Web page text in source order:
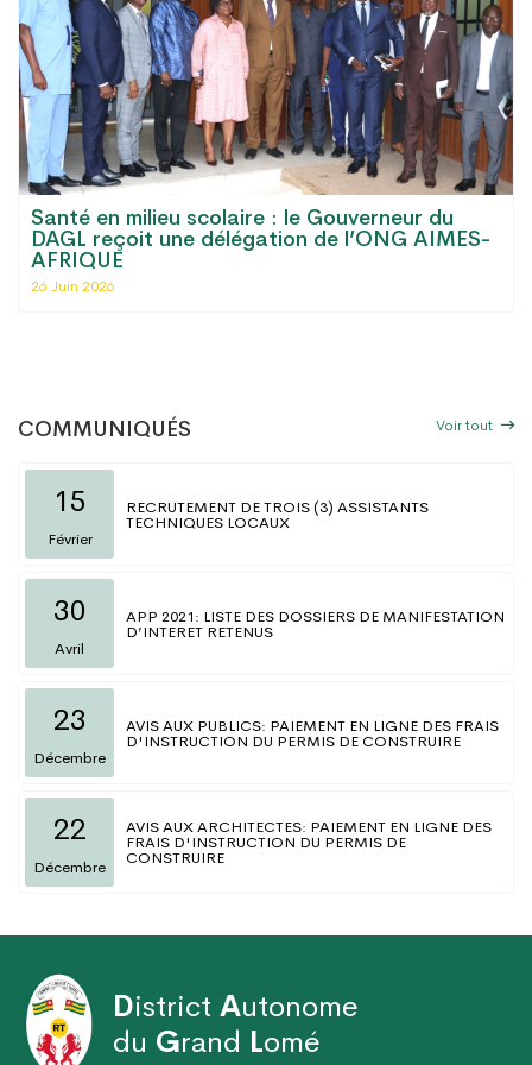
Santé en milieu scolaire : le Gouverneur du
DAGL reçoit une délégation de l’ONG AIMES-
AFRIQUE
26 Juin 2026
COMMUNIQUÉS Voir tout
15
Février
RECRUTEMENT DE TROIS (3) ASSISTANTS
TECHNIQUES LOCAUX
30
Avril
APP 2021: LISTE DES DOSSIERS DE MANIFESTATION
D’INTERET RETENUS
23
Décembre
AVIS AUX PUBLICS: PAIEMENT EN LIGNE DES FRAIS
D'INSTRUCTION DU PERMIS DE CONSTRUIRE
22
Décembre
AVIS AUX ARCHITECTES: PAIEMENT EN LIGNE DES
FRAIS D'INSTRUCTION DU PERMIS DE
CONSTRUIRE
District Autonome
du Grand Lomé